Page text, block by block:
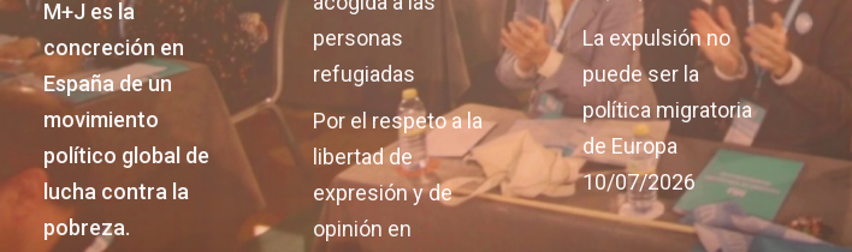
M+J es la
concreción en
España de un
movimiento
político global de
lucha contra la
pobreza.
personas
refugiadas
Por el respeto a la
libertad de
expresión y de
opinión en
La expulsión no
puede ser la
política migratoria
de Europa
10/07/2026